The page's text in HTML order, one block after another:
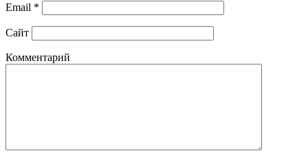
Email *
Сайт
Комментарий